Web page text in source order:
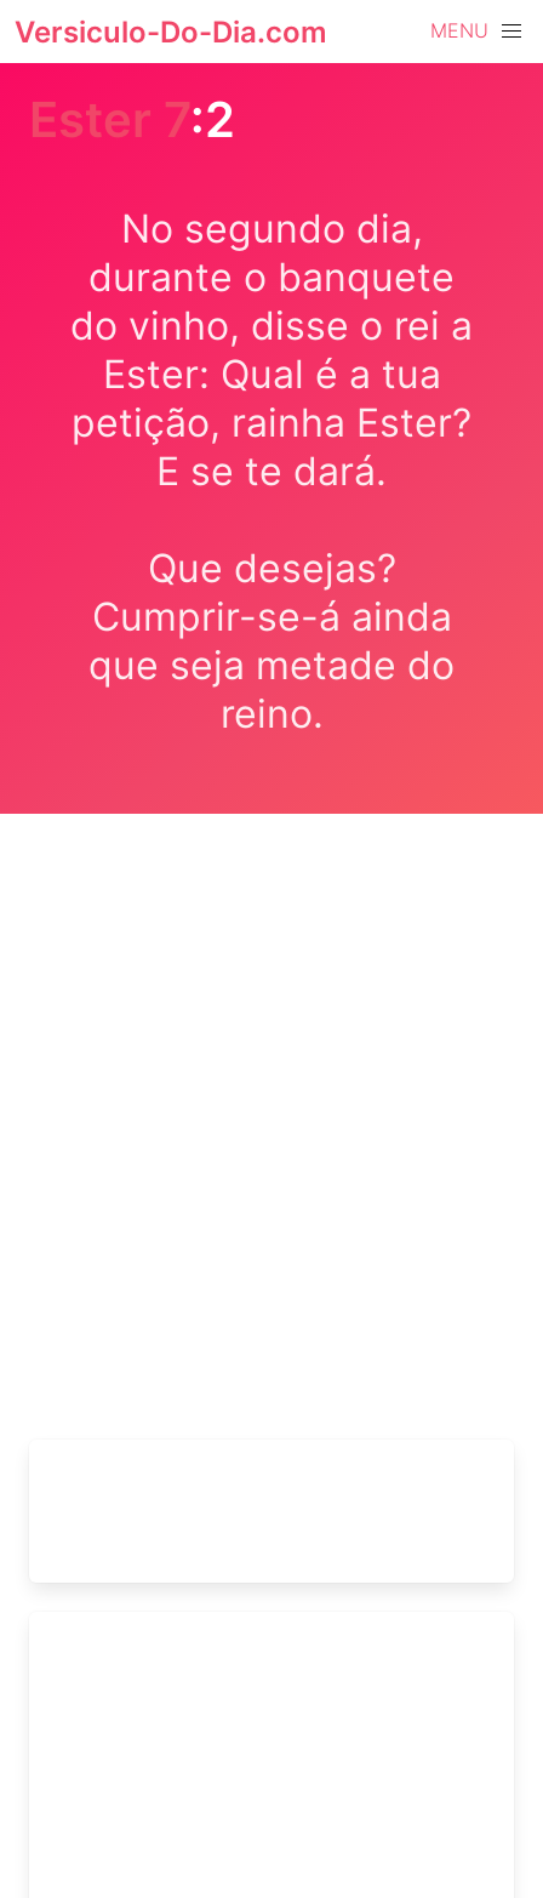
Versiculo-Do-Dia.com MENU
Ester 7:2
No segundo dia,
durante o banquete
do vinho, disse o rei a
Ester: Qual é a tua
petição, rainha Ester?
E se te dará.
Que desejas?
Cumprir-se-á ainda
que seja metade do
reino.